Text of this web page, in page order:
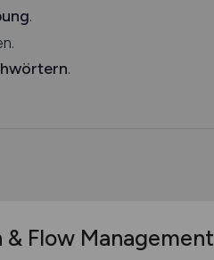
.
.
Flow Management